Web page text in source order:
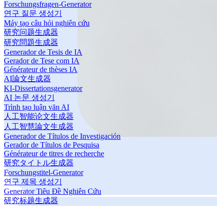
Forschungsfragen-Generator
연구 질문 생성기
Máy tạo câu hỏi nghiên cứu
研究问题生成器
研究問題生成器
Generador de Tesis de IA
Gerador de Tese com IA
Générateur de thèses IA
AI論文生成器
KI-Dissertationsgenerator
AI 논문 생성기
Trình tạo luận văn AI
人工智能论文生成器
人工智慧論文生成器
Generador de Títulos de Investigación
Gerador de Títulos de Pesquisa
Générateur de titres de recherche
研究タイトル生成器
Forschungstitel-Generator
연구 제목 생성기
Generator Tiêu Đề Nghiên Cứu
研究标题生成器